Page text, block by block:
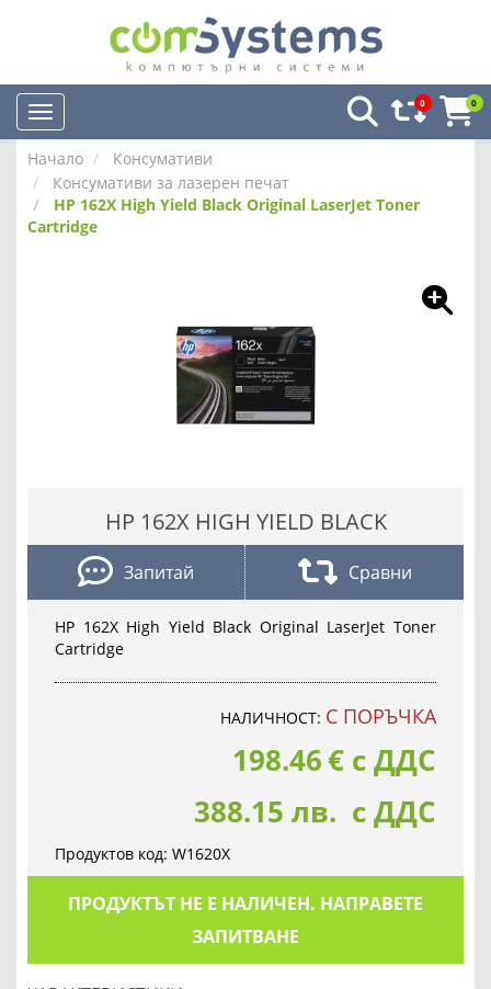
0 0
Начало
Консумативи
Консумативи за лазерен печат
HP 162X High Yield Black Original LaserJet Toner
Cartridge
HP 162X HIGH YIELD BLACK
Запитай Сравни
HP 162X High Yield Black Original LaserJet Toner
Cartridge
НАЛИЧНОСТ: С ПОРЪЧКА
198.46€ с ДДС
388.15 лв. с ДДС
Продуктов код: W1620X
ПРОДУКТЪТ НЕ Е НАЛИЧЕН. НАПРАВЕТЕ
ЗАПИТВАНЕ